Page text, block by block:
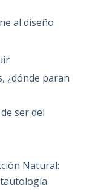
al diseño
¿dónde paran
ser del
Natural: